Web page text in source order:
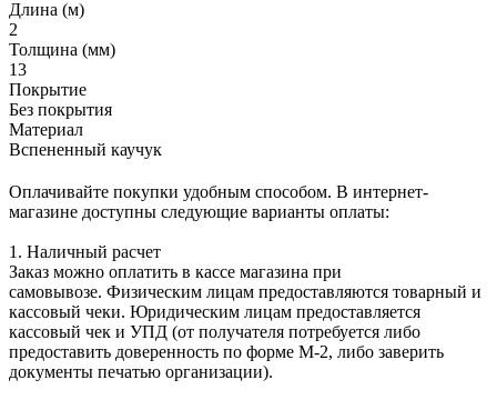
Длина (м)
2
Толщина (мм)
13
Покрытие
Без покрытия
Материал
Вспененный каучук
Оплачивайте покупки удобным способом. В интернет-
магазине доступны следующие варианты оплаты:
1. Наличный расчет
Заказ можно оплатить в кассе магазина при
самовывозе. Физическим лицам предоставляются товарный и
кассовый чеки. Юридическим лицам предоставляется
кассовый чек и УПД (от получателя потребуется либо
предоставить доверенность по форме М-2, либо заверить
документы печатью организации).